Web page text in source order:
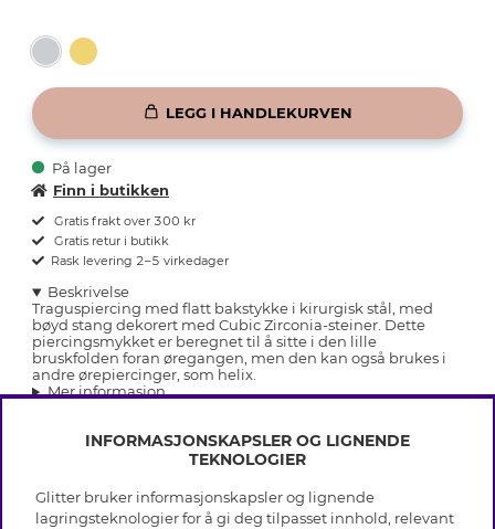
LEGG I HANDLEKURVEN
På lager
Finn i butikken
Gratis frakt over 300 kr
Gratis retur i butikk
Rask levering 2–5 virkedager
Beskrivelse
Traguspiercing med flatt bakstykke i kirurgisk stål, med
bøyd stang dekorert med Cubic Zirconia-steiner. Dette
piercingsmykket er beregnet til å sitte i den lille
bruskfolden foran øregangen, men den kan også brukes i
andre ørepiercinger, som helix.
Mer informasjon
INFO
INFORMASJONSKAPSLER OG LIGNENDE
TEKNOLOGIER
Glitter bruker informasjonskapsler og lignende
lagringsteknologier for å gi deg tilpasset innhold, relevant